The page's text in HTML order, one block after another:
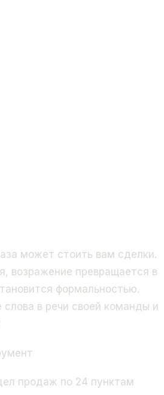
может стоить вам сделки.
возражение превращается в
формальностью.
слова в речи своей команды и
продаж по 24 пунктам